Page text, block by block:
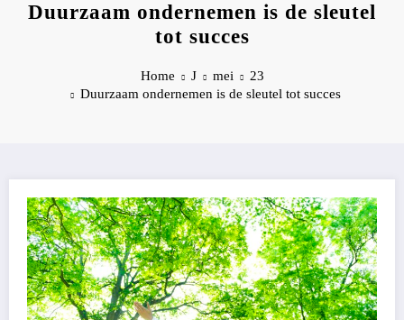
Duurzaam ondernemen is de sleutel
tot succes
Home J mei
23
Duurzaam ondernemen is de sleutel tot succes